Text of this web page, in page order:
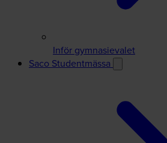
Inför gymnasievalet
Saco Studentmässa